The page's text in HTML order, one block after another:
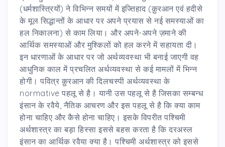
(धर्मशास्त्रियों) ने विभिन्न समयों में इज्तिहाद (क़ुरआन एवं हदीसे
के मूल सिद्धान्तों के आधार पर अपने प्रयास से नई समस्याओं का
हल निकालना) से काम लिया। और अपने-अपने ज़माने की
आर्थिक समस्याओं और मुश्किलों को हल करने में सहायता दी।
इन धारणाओं के आधार पर जो अर्थव्यवस्था भी बनाई जाएगी वह
आधुनिक काल में प्रचलित अर्थव्यवस्था से कई मामलों में भिन्न
होगी। पवित्र क़ुरआन की दिलचस्पी अर्थव्यवस्था के
normative पहलू से है। यानी उस पहलू से है जिसका सम्बन्ध
इंसान के रवैये, नैतिक आचरण और इस पहलू से है कि क्या काम
होना चाहिए और कैसे होना चाहिए। इसके विपरीत पश्चिमी
अर्थशास्त्र का बड़ा हिस्सा इससे बहस करता है कि दरअस्ल
इंसान का आर्थिक रवैया क्या है। पश्चिमी अर्थशास्त्र को इससे